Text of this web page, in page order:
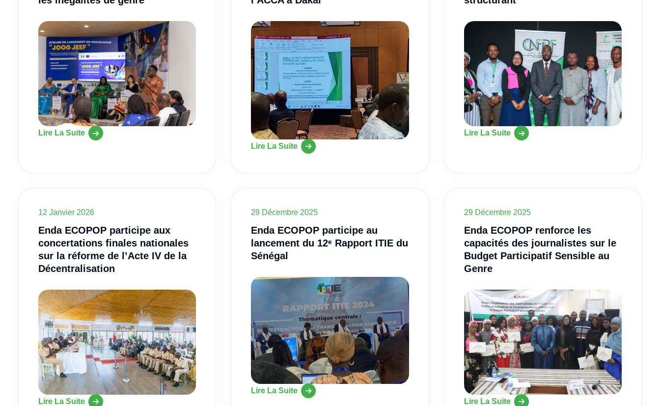
Lire La Suite
Lire La Suite
Lire La Suite
12 Janvier 2026
Enda ECOPOP participe aux
concertations finales nationales
sur la réforme de l’Acte IV de la
Décentralisation
Lire La Suite
29 Décembre 2025
Enda ECOPOP participe au
lancement du 12ᵉ Rapport ITIE du
Sénégal
Lire La Suite
29 Décembre 2025
Enda ECOPOP renforce les
capacités des journalistes sur le
Budget Participatif Sensible au
Genre
Lire La Suite